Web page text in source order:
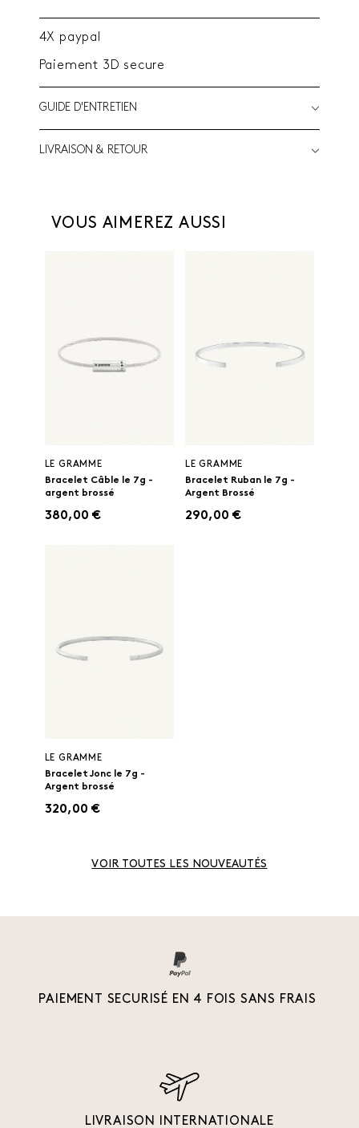
4X paypal
Paiement 3D secure
GUIDE D'ENTRETIEN
LIVRAISON & RETOUR
VOUS AIMEREZ AUSSI
LE GRAMME
Bracelet Câble le 7g -
argent brossé
380,00 €
LE GRAMME
Bracelet Ruban le 7g -
Argent Brossé
290,00 €
LE GRAMME
Bracelet Jonc le 7g -
Argent brossé
320,00 €
VOIR TOUTES LES NOUVEAUTÉS
PAIEMENT SECURISÉ EN 4 FOIS SANS FRAIS
LIVRAISON INTERNATIONALE